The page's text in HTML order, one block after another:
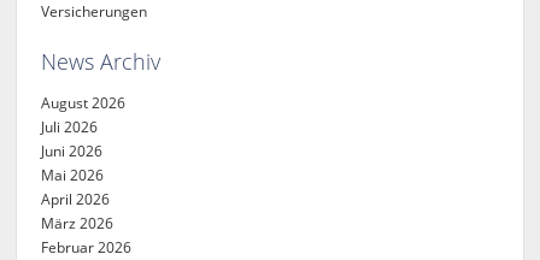
Versicherungen
News Archiv
August 2026
Juli 2026
Juni 2026
Mai 2026
April 2026
März 2026
Februar 2026